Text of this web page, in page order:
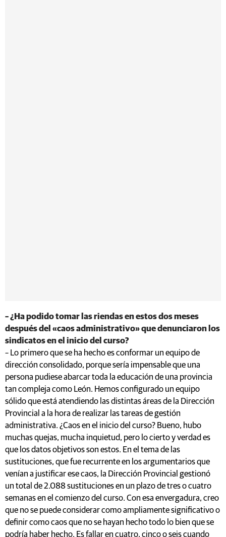
– ¿Ha podido tomar las riendas en estos dos meses
después del «caos administrativo» que denunciaron los
sindicatos en el inicio del curso?
– Lo primero que se ha hecho es conformar un equipo de
dirección consolidado, porque sería impensable que una
persona pudiese abarcar toda la educación de una provincia
tan compleja como León. Hemos configurado un equipo
sólido que está atendiendo las distintas áreas de la Dirección
Provincial a la hora de realizar las tareas de gestión
administrativa. ¿Caos en el inicio del curso? Bueno, hubo
muchas quejas, mucha inquietud, pero lo cierto y verdad es
que los datos objetivos son estos. En el tema de las
sustituciones, que fue recurrente en los argumentarios que
venían a justificar ese caos, la Dirección Provincial gestionó
un total de 2.088 sustituciones en un plazo de tres o cuatro
semanas en el comienzo del curso. Con esa envergadura, creo
que no se puede considerar como ampliamente significativo o
definir como caos que no se hayan hecho todo lo bien que se
podría haber hecho. Es fallar en cuatro, cinco o seis cuando